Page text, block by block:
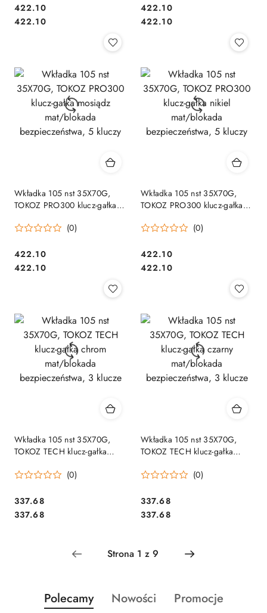
Cena:
422.10
Cena:
422.10
Cena:
422.10
Cena:
422.10
Wkładka 105 nst 35X70G,
TOKOZ PRO300 klucz-gałka
bezpieczeństwa, 5 kluczy
(0)
Cena:
422.10
Cena:
422.10
Wkładka 105 nst 35X70G,
TOKOZ PRO300 klucz-gałka
bezpieczeństwa, 5 kluczy
(0)
Cena:
422.10
Cena:
422.10
Wkładka 105 nst 35X70G,
TOKOZ TECH klucz-gałka
bezpieczeństwa, 3 klucze
(0)
Cena:
337.68
Cena:
337.68
Wkładka 105 nst 35X70G,
TOKOZ TECH klucz-gałka
bezpieczeństwa, 3 klucze
(0)
Cena:
337.68
Cena:
337.68
Pomiń karuzelę produktów
Produkty
Polecamy
Produkty
Nowości
Produkty
Promocje